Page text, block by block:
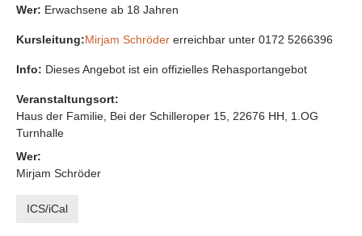
Wer: Erwachsene ab 18 Jahren
Kursleitung:Mirjam Schröder erreichbar unter 0172 5266396
Info: Dieses Angebot ist ein offizielles Rehasportangebot
Veranstaltungsort:
Haus der Familie, Bei der Schilleroper 15, 22676 HH, 1.OG
Turnhalle
Wer:
Mirjam Schröder
ICS/iCal